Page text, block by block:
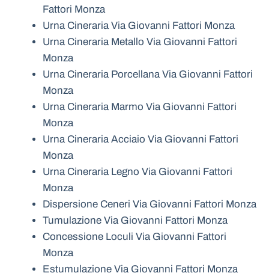
Fattori Monza
Urna Cineraria Via Giovanni Fattori Monza
Urna Cineraria Metallo Via Giovanni Fattori
Monza
Urna Cineraria Porcellana Via Giovanni Fattori
Monza
Urna Cineraria Marmo Via Giovanni Fattori
Monza
Urna Cineraria Acciaio Via Giovanni Fattori
Monza
Urna Cineraria Legno Via Giovanni Fattori
Monza
Dispersione Ceneri Via Giovanni Fattori Monza
Tumulazione Via Giovanni Fattori Monza
Concessione Loculi Via Giovanni Fattori
Monza
Estumulazione Via Giovanni Fattori Monza